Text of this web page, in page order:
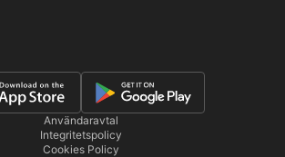
Användaravtal
Integritetspolicy
Cookies Policy